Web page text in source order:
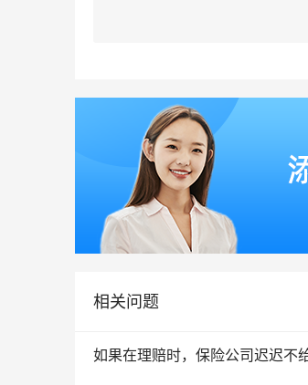
相关问题
如果在理赔时，保险公司迟迟不